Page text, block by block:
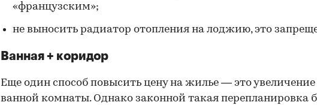
«французским»;
не выносить радиатор отопления на лоджию, это
Ванная + коридор
Еще один способ повысить цену на жилье — это увеличение
ванной комнаты. Однако законной такая перепланировка